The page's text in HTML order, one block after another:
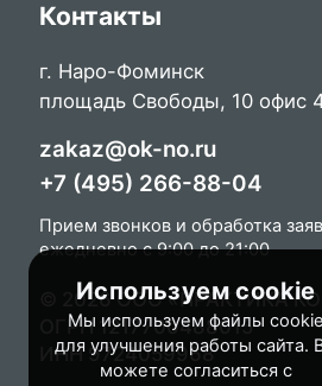
Используем cookie
Мы используем файлы cookie
для улучшения работы сайта.
можете согласиться с
Контакты
г. Наро-Фоминск
площадь Свободы, 10 офис
zakaz@ok-no.ru
+7 (495) 266-88-04
Прием звонков и обработка
ежедневно с 9:00 до 21:00
© 2026 ООО «ПРАКТИКА
ОГРН 1217700488015
ИНН 9724059968